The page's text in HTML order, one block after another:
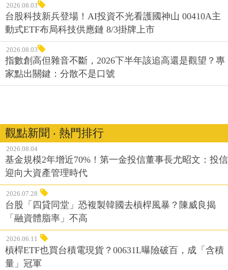
2026.08.03
台股科技新兵登場！AI投資不光看護國神山 00410A主
動式ETF布局科技供應鏈 8/3掛牌上市
2026.08.03
指數創高但雜音不斷，2026下半年該追高還是觀望？專
家點出關鍵：分散不是口號
觀點新聞 ‧ 熱門排行
2026.08.04
基金規模2年增近70%！第一金投信董事長尤昭文：投信
迎向大資產管理時代
2026.07.28
台股「四貸同堂」恐複製韓國去槓桿風暴？陳威良揭
「融資體脂率」不高
2026.06.11
槓桿ETF也買台積電現貨？00631L曝險破百，成「含積
量」冠軍